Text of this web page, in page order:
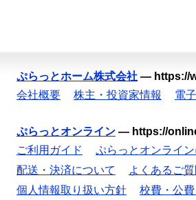
ぷらっとホーム株式会社 — https://
会社概要
株主・投資家情報 電
ぷらっとオンライン — https://
ご利用ガイド
ぷらっとオンライ
配送・決済について
よくあるご質
個人情報取り扱い方針
校費・公